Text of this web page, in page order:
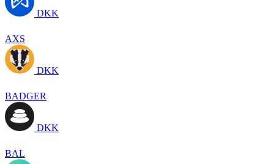
DKK
AXS
DKK
BADGER
DKK
BAL